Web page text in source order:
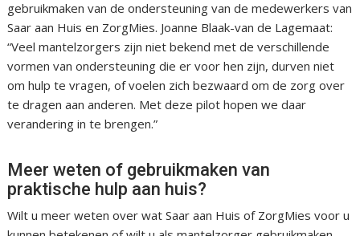
gebruikmaken van de ondersteuning van de medewerkers van
Saar aan Huis en ZorgMies. Joanne Blaak-van de Lagemaat:
“Veel mantelzorgers zijn niet bekend met de verschillende
vormen van ondersteuning die er voor hen zijn, durven niet
om hulp te vragen, of voelen zich bezwaard om de zorg over
te dragen aan anderen. Met deze pilot hopen we daar
verandering in te brengen.”
Meer weten of gebruikmaken van
praktische hulp aan huis?
Wilt u meer weten over wat Saar aan Huis of ZorgMies voor u